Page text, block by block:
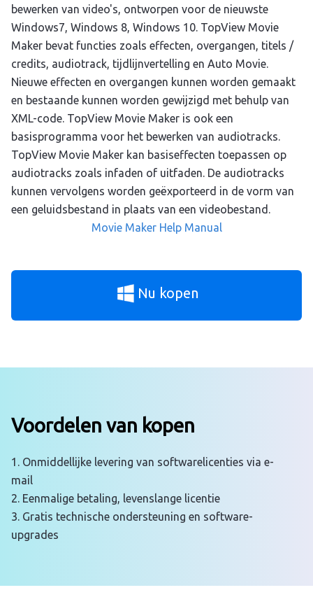
bewerken van video's, ontworpen voor de nieuwste
Windows7, Windows 8, Windows 10. TopView Movie
Maker bevat functies zoals effecten, overgangen, titels /
credits, audiotrack, tijdlijnvertelling en Auto Movie.
Nieuwe effecten en overgangen kunnen worden gemaakt
en bestaande kunnen worden gewijzigd met behulp van
XML-code. TopView Movie Maker is ook een
basisprogramma voor het bewerken van audiotracks.
TopView Movie Maker kan basiseffecten toepassen op
audiotracks zoals infaden of uitfaden. De audiotracks
kunnen vervolgens worden geëxporteerd in de vorm van
een geluidsbestand in plaats van een videobestand.
Movie Maker Help Manual
Nu kopen
Voordelen van kopen
1. Onmiddellijke levering van softwarelicenties via e-
mail
2. Eenmalige betaling, levenslange licentie
3. Gratis technische ondersteuning en software-
upgrades